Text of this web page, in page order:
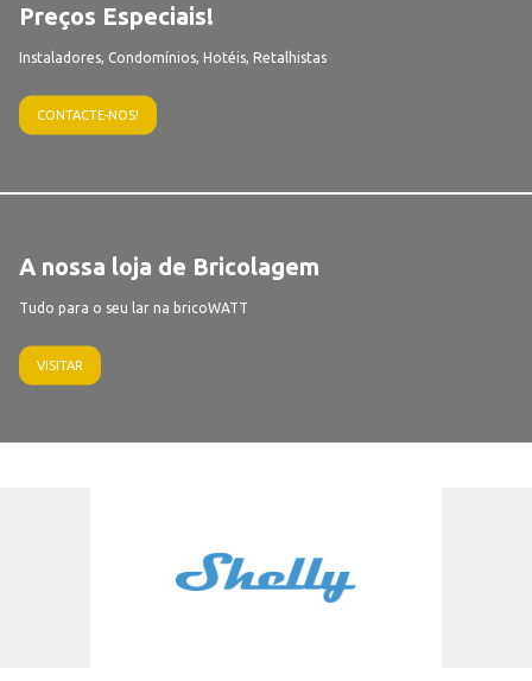
Preços Especiais!
Instaladores, Condomínios, Hotéis, Retalhistas
CONTACTE-NOS!
A nossa loja de Bricolagem
Tudo para o seu lar na bricoWATT
VISITAR